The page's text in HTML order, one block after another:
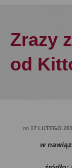
Zrazy
od
on 17 LUTEGO
w